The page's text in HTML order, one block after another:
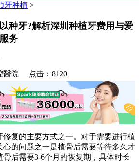
牙种植 >
种牙?解析深圳种植牙费用与爱
务
醫院 点击：8120
复的主要方式之一。对于需要进行植
心的问题之一是植骨后需要等待多久才
后需要3-6个月的恢复期，具体时长